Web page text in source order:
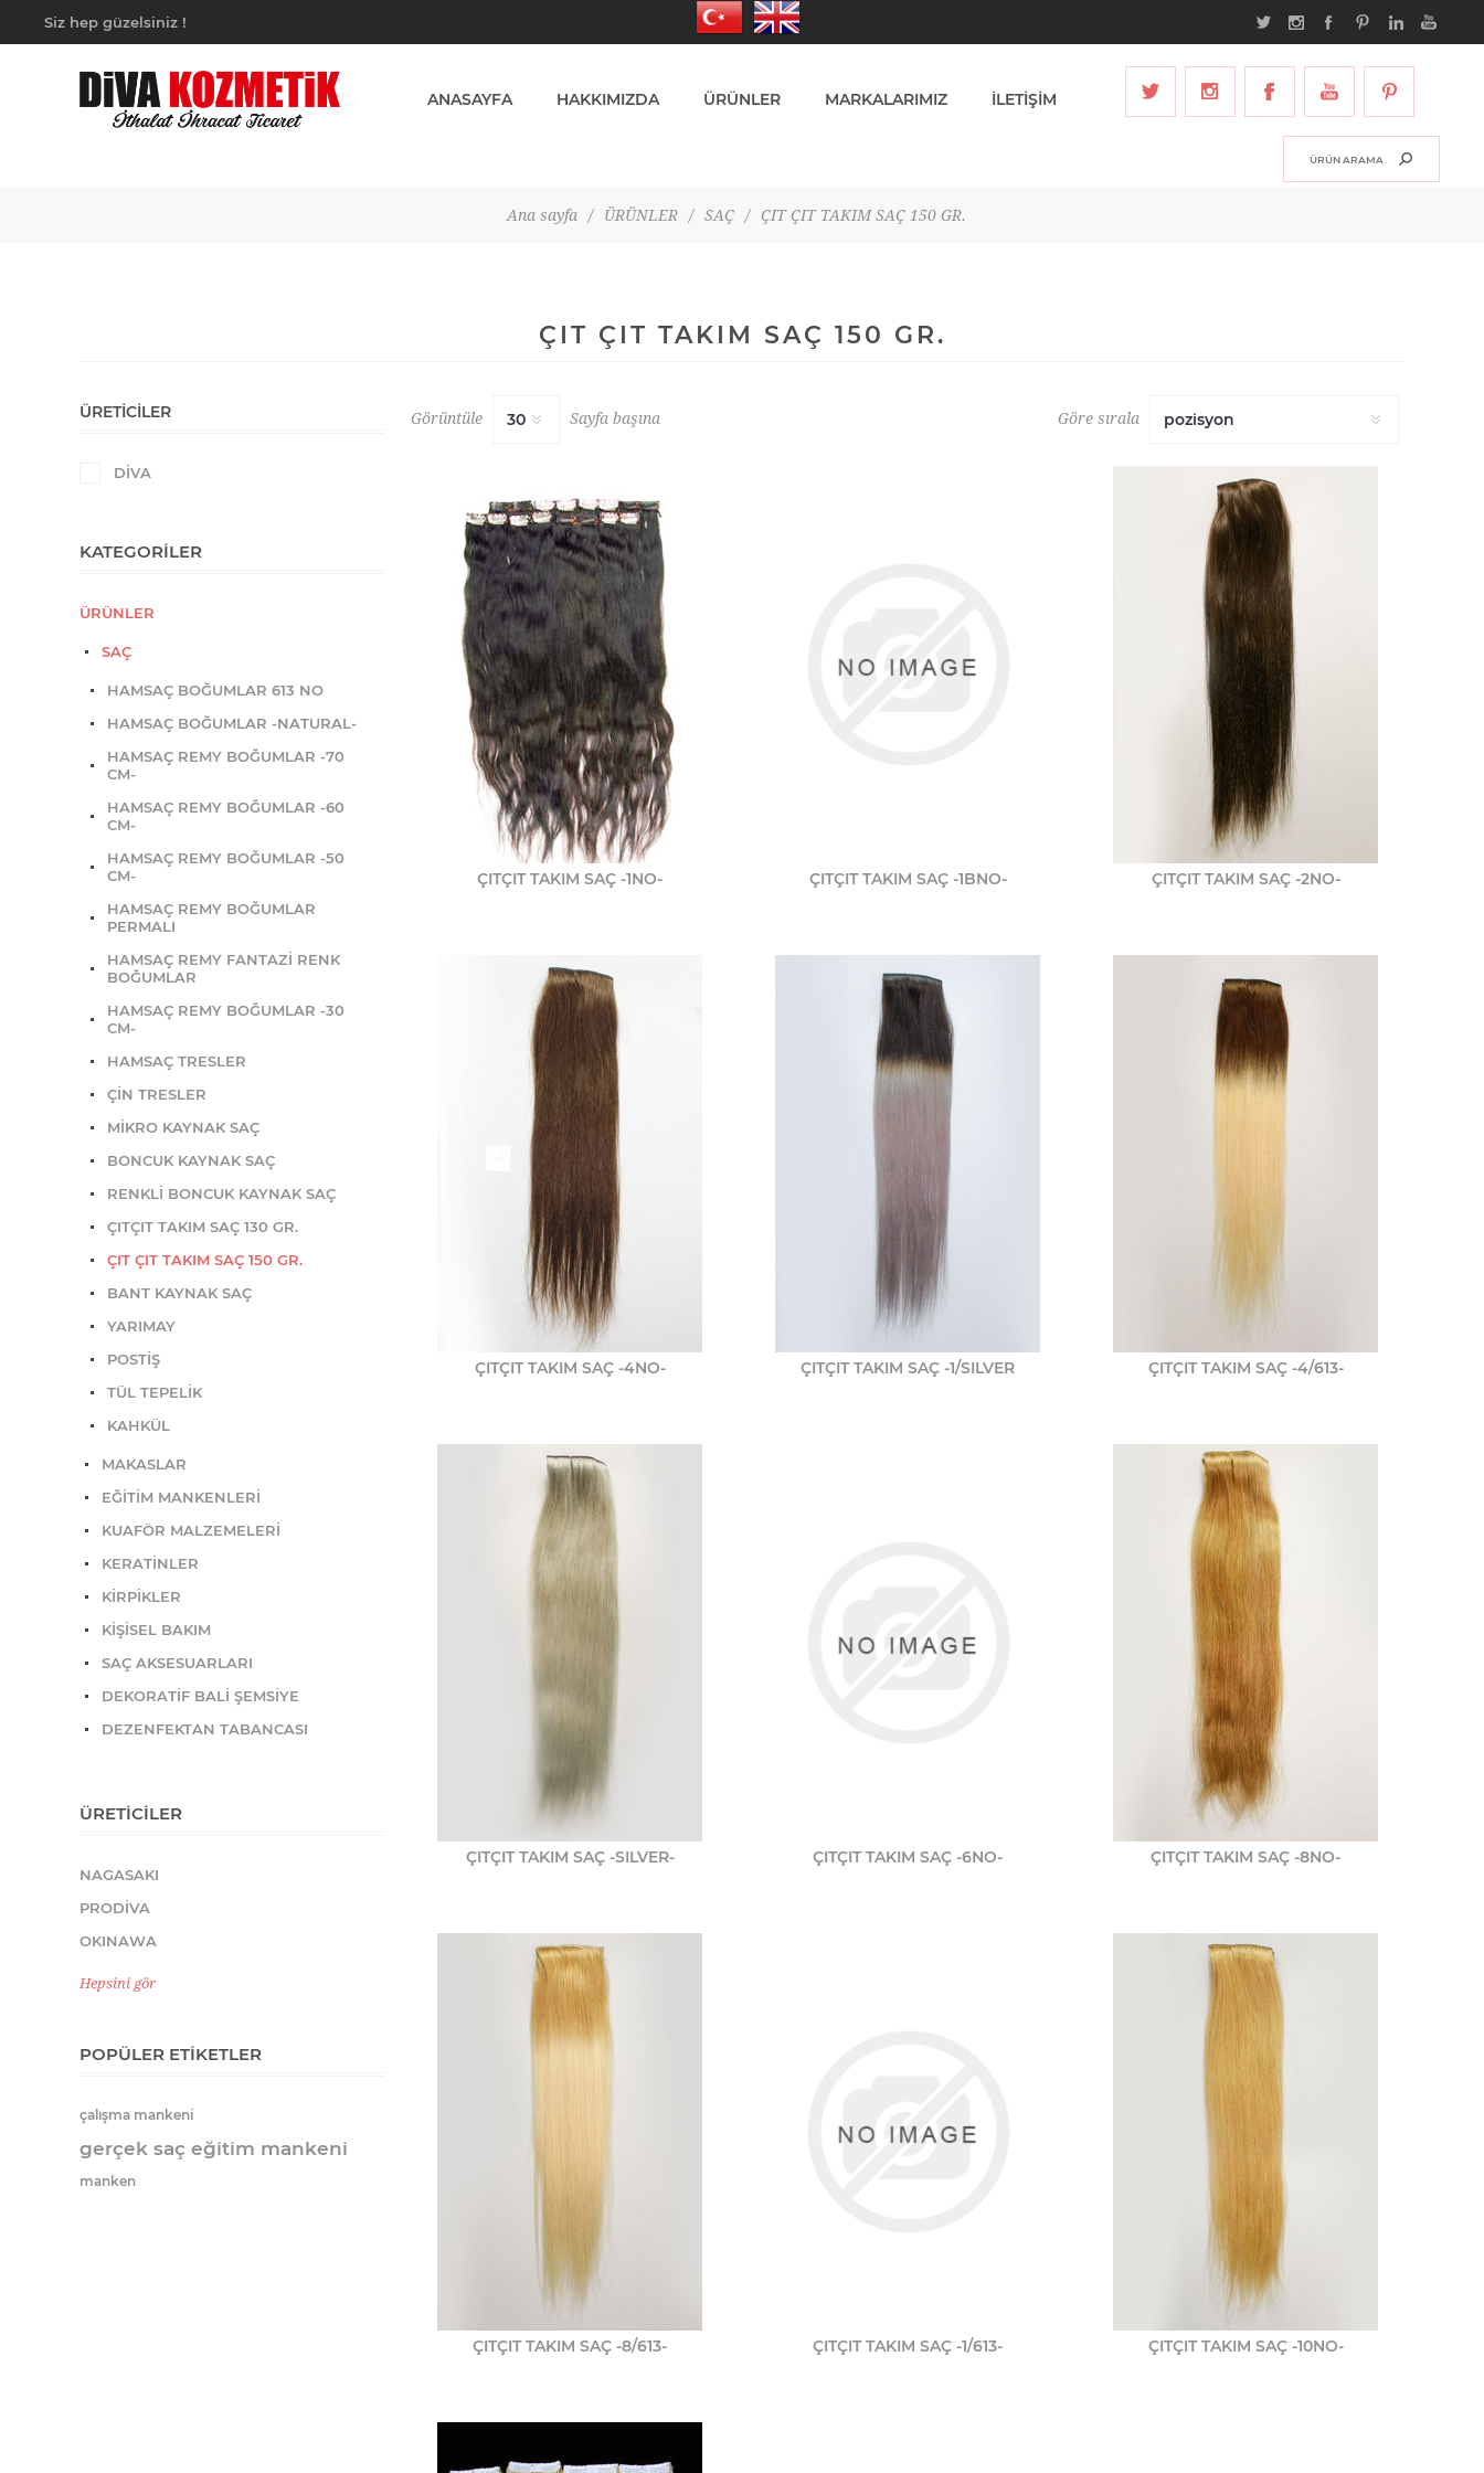
Siz hep güzelsiniz !
ANASAYFA HAKKIMIZDA ÜRÜNLER MARKALARIMIZ İLETİŞİM
Ana sayfa / ÜRÜNLER / SAÇ / ÇIT ÇIT TAKIM SAÇ 150 GR.
ÇIT ÇIT TAKIM SAÇ 150 GR.
Göre sırala
Görüntüle Sayfa başına
ÇITÇIT TAKIM SAÇ -1NO- ÇITÇIT TAKIM SAÇ -1BNO- ÇITÇIT TAKIM SAÇ -2NO-
ÇITÇIT TAKIM SAÇ -4NO- ÇITÇIT TAKIM SAÇ -1/SILVER ÇITÇIT TAKIM SAÇ -4/613-
ÇITÇIT TAKIM SAÇ -SILVER- ÇITÇIT TAKIM SAÇ -6NO- ÇITÇIT TAKIM SAÇ -8NO-
ÇITÇIT TAKIM SAÇ -8/613- ÇITÇIT TAKIM SAÇ -1/613- ÇITÇIT TAKIM SAÇ -10NO-
ÜRETICILER
DİVA
KATEGORILER
ÜRÜNLER
SAÇ
HAMSAÇ BOĞUMLAR 613 NO
HAMSAÇ BOĞUMLAR -NATURAL-
HAMSAÇ REMY BOĞUMLAR -70
CM-
HAMSAÇ REMY BOĞUMLAR -60
CM-
HAMSAÇ REMY BOĞUMLAR -50
CM-
HAMSAÇ REMY BOĞUMLAR
PERMALI
HAMSAÇ REMY FANTAZİ RENK
BOĞUMLAR
HAMSAÇ REMY BOĞUMLAR -30
CM-
HAMSAÇ TRESLER
ÇİN TRESLER
MİKRO KAYNAK SAÇ
BONCUK KAYNAK SAÇ
RENKLİ BONCUK KAYNAK SAÇ
ÇITÇIT TAKIM SAÇ 130 GR.
ÇIT ÇIT TAKIM SAÇ 150 GR.
BANT KAYNAK SAÇ
YARIMAY
POSTİŞ
TÜL TEPELİK
KAHKÜL
MAKASLAR
EĞİTİM MANKENLERİ
KUAFÖR MALZEMELERİ
KERATİNLER
KİRPİKLER
KİŞİSEL BAKIM
SAÇ AKSESUARLARI
DEKORATİF BALİ ŞEMSİYE
DEZENFEKTAN TABANCASI
ÜRETICILER
NAGASAKI
PRODİVA
OKINAWA
Hepsini gör
POPÜLER ETIKETLER
çalışma mankeni
gerçek saç eğitim mankeni
manken